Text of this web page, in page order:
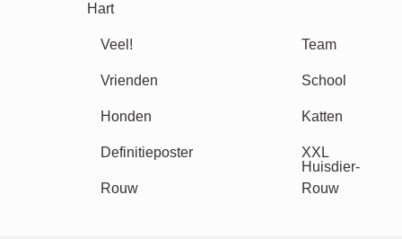
Hart
Team